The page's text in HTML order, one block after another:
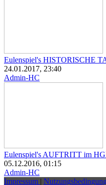
Eulenspiel's HISTORISCHE
24.01.2017, 23:40
Admin-HC
Eulenspiel's AUFTRITT im
05.12.2016, 01:15
Admin-HC
Impressum |